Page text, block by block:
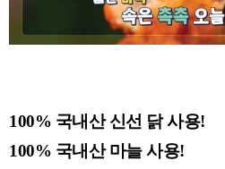
100% 국내산 신선 닭 사용!
100% 국내산 마늘 사용!